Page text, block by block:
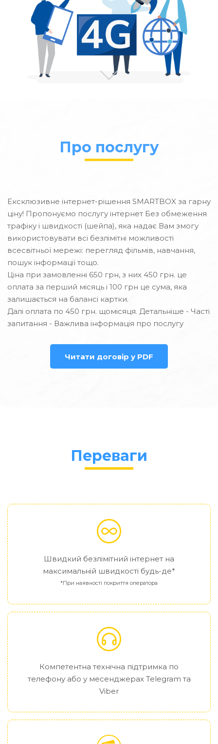
Про послугу
Ексклюзивне інтернет-рішення SMARTBOX за гарну
ціну! Пропонуємо послугу інтернет Без обмеження
трафіку і швидкості (шейпа), яка надає Вам змогу
використовувати всі безлімітні можливості
всесвітньої мережі: перегляд фільмів, навчання,
пошук інформації тощо.
Ціна при замовленні 650 грн, з них 450 грн. це
оплата за перший місяць і 100 грн це сума, яка
залишається на балансі картки.
Далі оплата по 450 грн. щомісяця. Детальніше - Часті
запитання - Важлива інформація про послугу
Читати договір у PDF
Переваги
Швидкий безлімітний інтернет на
максимальній швидкості будь-де*
*При наявності покриття оператора
Компетентна технічна підтримка по
телефону або у месенджерах Telegram та
Viber